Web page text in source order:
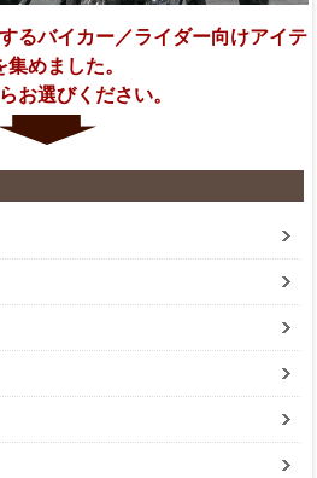
るバイカー／ライダー向けアイテ
集めました。
お選びください。